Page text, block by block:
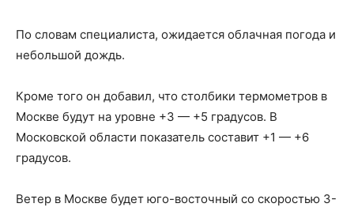
По словам специалиста, ожидается облачная погода и
небольшой дождь.
Кроме того он добавил, что столбики термометров в
Москве будут на уровне +3 — +5 градусов. В
Московской области показатель составит +1 — +6
градусов.
Ветер в Москве будет юго-восточный со скоростью 3-